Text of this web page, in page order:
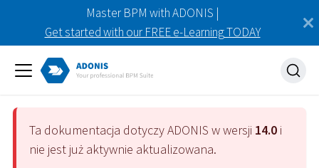
Master BPM with ADONIS |
Get started with our FREE e-Learning TODAY
Ta dokumentacja dotyczyADONIS w wersji 14.0 i
nie jest już aktywnie aktualizowana.